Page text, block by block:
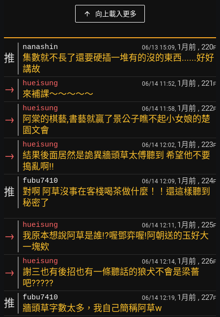
向上載入更多
推
nanashin 06/13 15:09, 1月前 , 220F
集數就不長了還要硬插一堆有的沒的東西......好好
講故
→ hueisung 06/14 11:52, 1月前 , 221 F
來補課～～～～～
→
hueisung 06/14 11:58, 1月前 , 222F
阿棠的棋藝,書藝就贏了景公子瞧不起小女娘的楚
園文會
→
hueisung 06/14 12:02, 1月前 , 223F
結果後面居然是詭異牆頭草太傅聽到 希望他不要
搗亂啊!!
推
fubu7410 06/14 12:09, 1月前 , 224F
對啊 阿草沒事在客棧喝茶做什麼！！還這樣聽到
秘密了
→
hueisung 06/14 12:11, 1月前 , 225F
我原本想說阿草是誰!?喔鄧弈喔!阿朝送的玉好大
一塊欸
→
hueisung 06/14 12:14, 1月前 , 226F
謝三也有後招也有一條聽話的狼犬不會是梁薔
吧?????
推 fubu7410 06/14 12:19, 1月前 , 227F
牆頭草字數太多，我自己簡稱阿草w